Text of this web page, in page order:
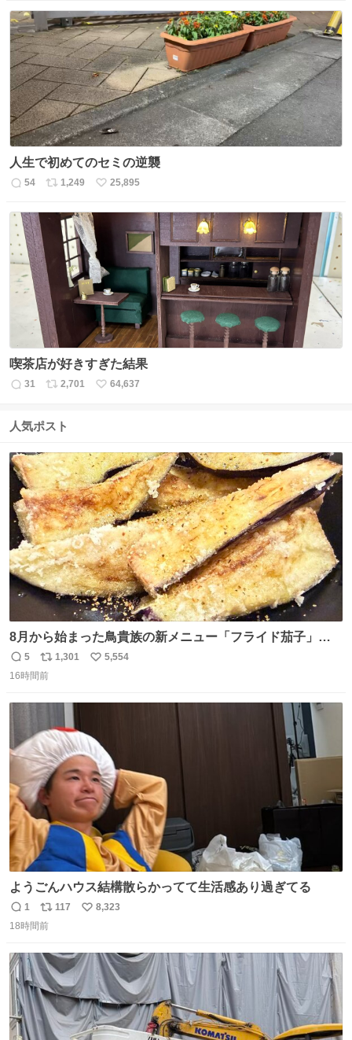
数
ス
ト
数
ね
数
人生で初めてのセミの逆襲
返
数
54
リ
ス
数
1,249
い
数
25,895
喫茶店が好きすぎた結果
返
数
31
リ
ス
数
2,701
い
64,637
人気ポスト
8月から始まった鳥貴族の新メニュー「フライド茄子」が
うますぎでした 信じて……
返
信
5
リ
ポ
数
1,301
い
5,554
16時間前
ようごんハウス結構散らかってて生活感あり過ぎてる
返
信
1
リ
ポ
ト
数
117
い
数
8,323
18時間前